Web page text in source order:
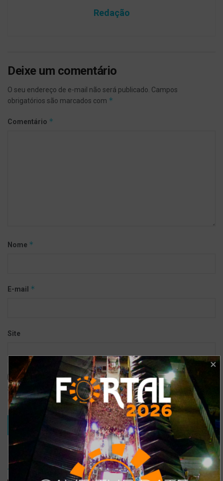
Redação
Deixe um comentário
O seu endereço de e-mail não será publicado. Campos
obrigatórios são marcados com *
Comentário *
Nome *
E-mail *
Site
Salvar meus dados neste navegador para a próxima vez que eu
comentar.
COMMENTS RECENTES